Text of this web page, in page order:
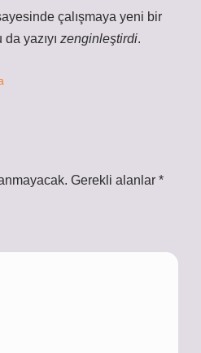
çalışmaya yeni bir
yazıyı zenginleştirdi.
Gerekli alanlar *